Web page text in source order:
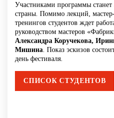
Участниками программы станет
страны. Помимо лекций,
тренингов студентов ждет
руководством мастеров
Александра Коручекова,
Мишина. Показ эскизов
день фестиваля.
СПИСОК СТУДЕНТОВ